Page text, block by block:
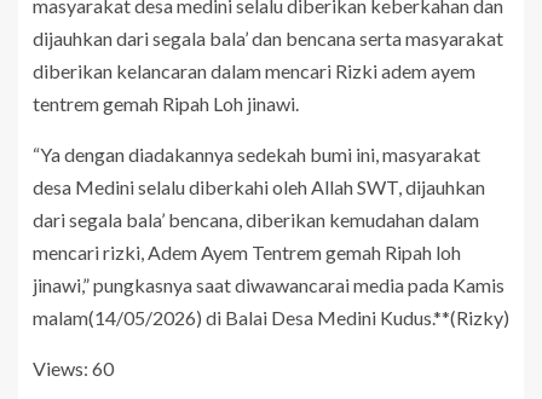
masyarakat desa medini selalu diberikan keberkahan dan
dijauhkan dari segala bala’ dan bencana serta masyarakat
diberikan kelancaran dalam mencari Rizki adem ayem
tentrem gemah Ripah Loh jinawi.
“Ya dengan diadakannya sedekah bumi ini, masyarakat
desa Medini selalu diberkahi oleh Allah SWT, dijauhkan
dari segala bala’ bencana, diberikan kemudahan dalam
mencari rizki, Adem Ayem Tentrem gemah Ripah loh
jinawi,” pungkasnya saat diwawancarai media pada Kamis
malam(14/05/2026) di Balai Desa Medini Kudus.**(Rizky)
Views: 60